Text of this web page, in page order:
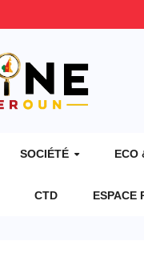
SOCIÉTÉ ECO
CTD ESPACE